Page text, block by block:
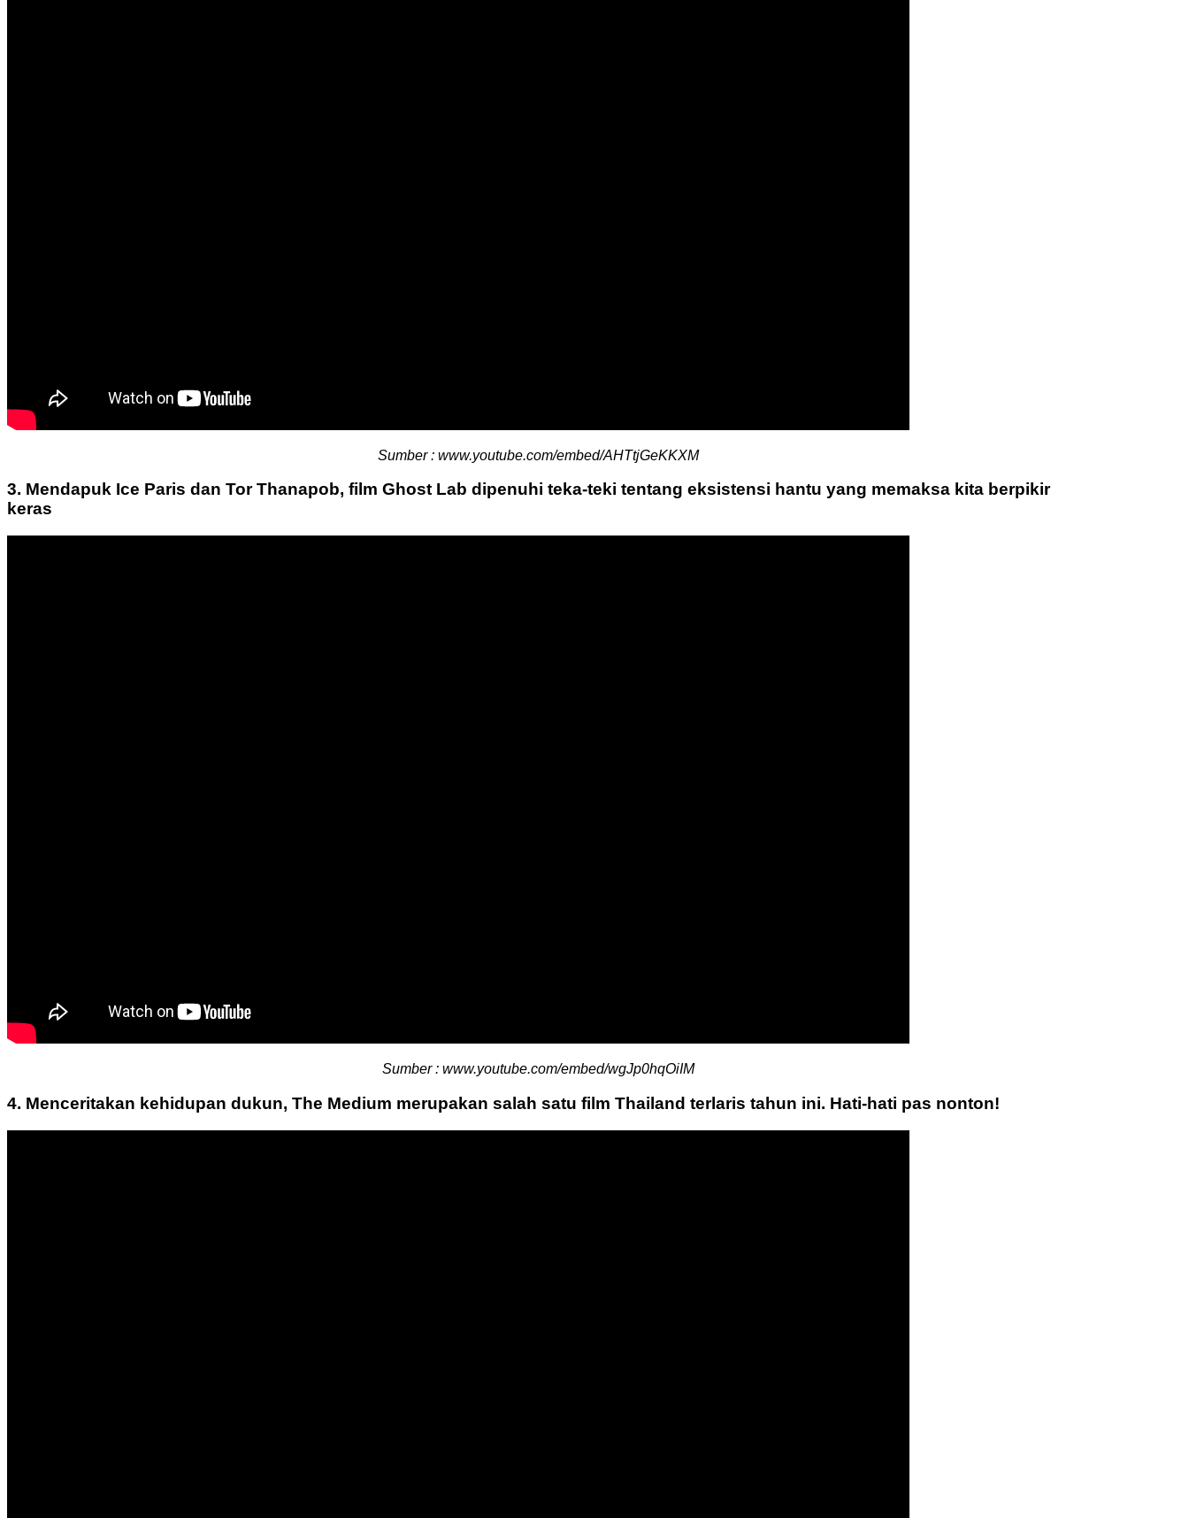
Sumber : www.youtube.com/embed/AHTtjGeKKXM
3. Mendapuk Ice Paris dan Tor Thanapob, film Ghost Lab dipenuhi teka-teki tentang eksistensi hantu yang memaksa kita berpikir
keras
Sumber : www.youtube.com/embed/wgJp0hqOiIM
4. Menceritakan kehidupan dukun, The Medium merupakan salah satu film Thailand terlaris tahun ini. Hati-hati pas nonton!